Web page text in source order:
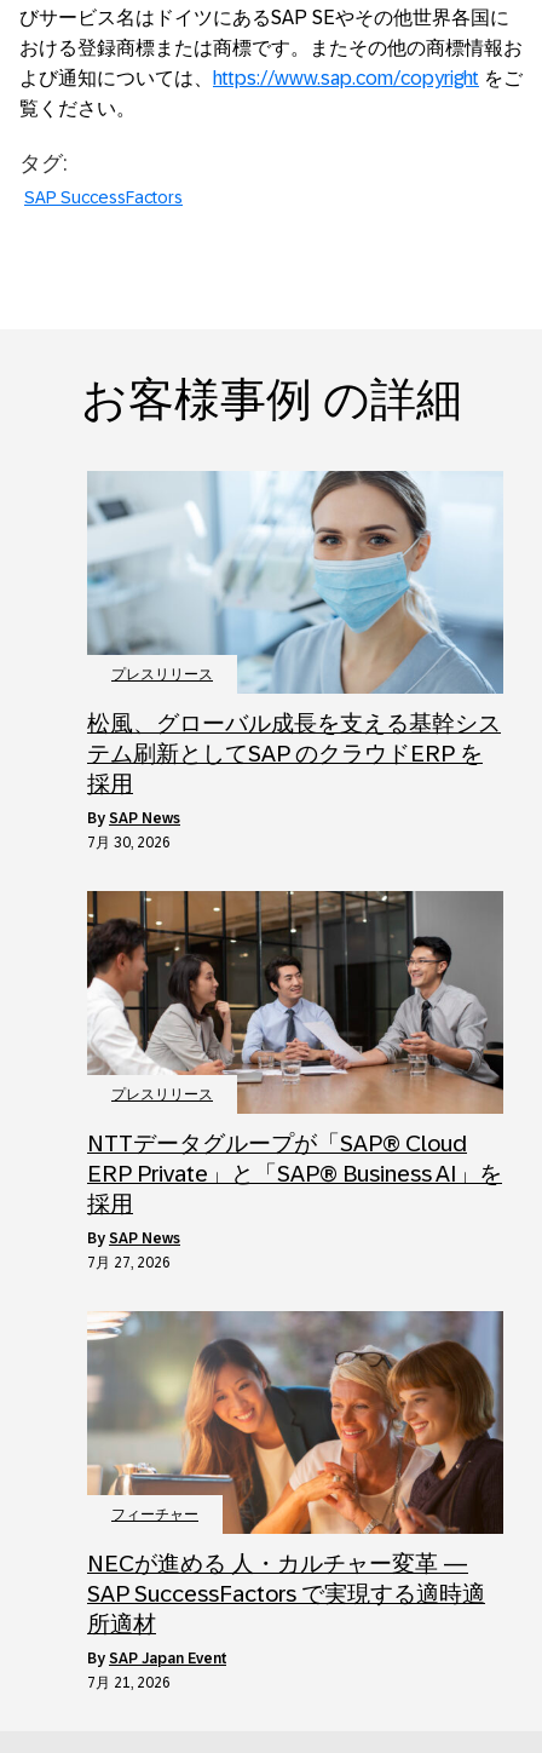
びサービス名はドイツにあるSAP SEやその他世界各国に
おける登録商標または商標です。またその他の商標情報お
よび通知については、
https://www.sap.com/copyright をご
覧ください。
タグ:
SAP SuccessFactors
お客様事例 の詳細
プレスリリース
松風、グローバル成長を支える基幹シス
テム刷新としてSAP のクラウドERP を
採用
by SAP News
7月 30, 2026
プレスリリース
NTTデータグループが「SAP® Cloud
ERP Private」と「SAP® Business AI」を
採用
by SAP News
7月 27, 2026
フィーチャー
NECが進める 人・カルチャー変革 ―
SAP SuccessFactors で実現する適時適
所適材
by SAP Japan Event
7月 21, 2026